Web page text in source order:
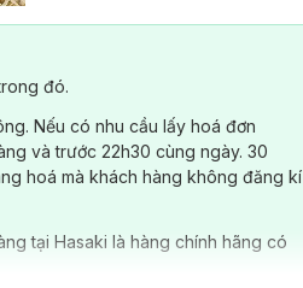
đó.
Nếu có nhu cầu lấy hoá đơn
và trước 22h30 cùng ngày. 30
hoá mà khách hàng không đăng kí
tại Hasaki là hàng chính hãng có